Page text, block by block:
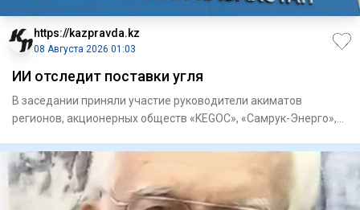
https://kazpravda.kz
08 Августа 2026 01:03
ИИ отследит поставки угля
В заседании приняли участие руководители акиматов
регионов, акционерных обществ «KEGOC», «Самрук-Энерго»,